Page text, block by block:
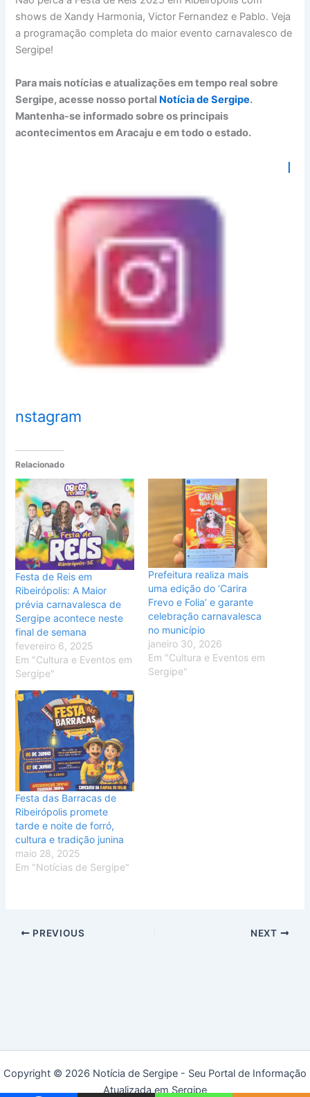
shows de Xandy Harmonia, Victor Fernandez e Pablo. Veja
a programação completa do maior evento carnavalesco de
Sergipe!
Para mais notícias e atualizações em tempo real sobre
Sergipe, acesse nosso portal Notícia de Sergipe.
Mantenha-se informado sobre os principais
acontecimentos em Aracaju e em todo o estado.
I
nstagram
Relacionado
Festa de Reis em
Ribeirópolis: A Maior
prévia carnavalesca de
Sergipe acontece neste
final de semana
fevereiro 6, 2025
Em "Cultura e Eventos em
Sergipe"
Prefeitura realiza mais
uma edição do ‘Carira
Frevo e Folia’ e garante
celebração carnavalesca
no município
janeiro 30, 2026
Em "Cultura e Eventos em
Sergipe"
Festa das Barracas de
Ribeirópolis promete
tarde e noite de forró,
cultura e tradição junina
maio 28, 2025
Em "Notícias de Sergipe"
PREVIOUS NEXT
Copyright © 2026 Notícia de Sergipe - Seu Portal de Informação
Atualizada em Sergipe